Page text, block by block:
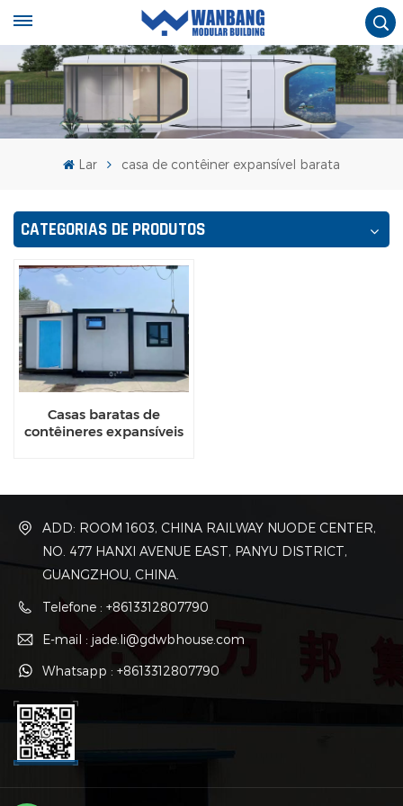
Lar casa de contêiner expansível barata
CATEGORIAS DE PRODUTOS
Casas baratas de
contêineres expansíveis
ADD: ROOM 1603, CHINA RAILWAY NUODE CENTER,
NO. 477 HANXI AVENUE EAST, PANYU DISTRICT,
GUANGZHOU, CHINA.
Telefone : +8613312807790
E-mail : jade.li@gdwbhouse.com
Whatsapp : +8613312807790